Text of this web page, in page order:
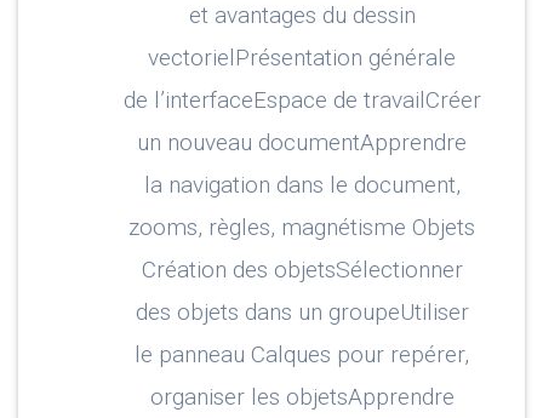
et avantages du dessin
vectorielPrésentation générale
de l’interfaceEspace de travailCréer
un nouveau documentApprendre
la navigation dans le document,
zooms, règles, magnétisme Objets
Création des objetsSélectionner
des objets dans un groupeUtiliser
le panneau Calques pour repérer,
organiser les objetsApprendre